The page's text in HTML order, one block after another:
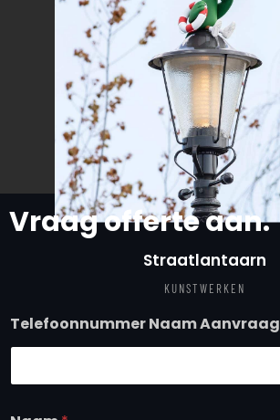
Straatlantaarn
KUNSTWERKEN
Vraag offerte aan.
Telefoonnummer Naam Aanvraag